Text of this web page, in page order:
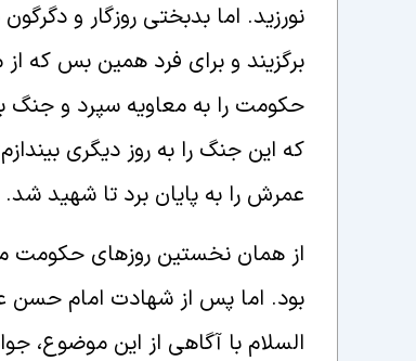
نورزيد. اما بدبختى روزگار و
برگزيند و براى فرد همين بس كه
حكومت را به معاويه سپرد و جنگ
كه اين جنگ را به روز ديگرى
عمرش را به پايان برد تا شهيد شد.
از همان نخستين روزهاى حكومت
بود. اما پس از شهادت امام حسن
السلام با آگاهى از اين موضوع،